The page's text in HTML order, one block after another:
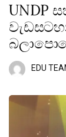
UNDP
EDU